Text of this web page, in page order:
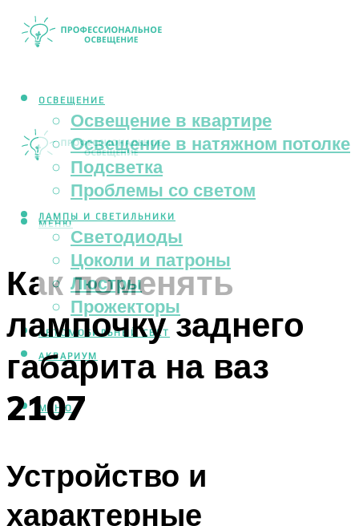
ОСВЕЩЕНИЕ
Освещение в квартире
Освещение в натяжном потолке
Подсветка
Проблемы со светом
ЛАМПЫ И СВЕТИЛЬНИКИ
Светодиоды
Цоколи и патроны
Люстры
Прожекторы
АВТОМОБИЛЬНЫЙ СВЕТ
АКВАРИУМ
МЕНЮ
МЕНЮ
Как поменять
лампочку заднего
габарита на ваз
2107
Устройство и
характерные